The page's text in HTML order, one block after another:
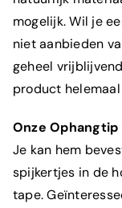
mogelijk. Wil je
niet aanbieden
geheel
product
Onze
Je kan hem
spijkertjes in de
tape.